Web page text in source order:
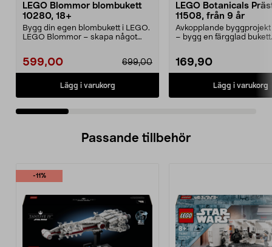
LEGO Blommor blombukett
10280, 18+
Bygg din egen blombukett i LEGO.
LEGO Blommor – skapa något
599,00 699,00
Lägg i varukorg
LEGO Botanicals
11508, från 9 år
Avkopplande
– bygg en färgglad
169,90
Lägg i varukorg
Passande tillbehör
-11%